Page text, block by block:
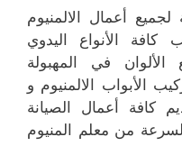
أعمال الالمنيوم
كافة الأنواع اليدوي
الألوان في المهبولة
الأبواب الالمنيوم و
كافة أعمال الصيانة
من معلم المنيوم